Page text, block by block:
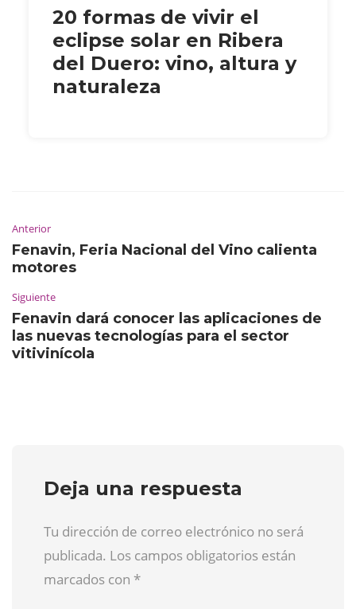
20 formas de vivir el
eclipse solar en Ribera
del Duero: vino, altura y
naturaleza
Anterior
Fenavin, Feria Nacional del Vino calienta
motores
Siguiente
Fenavin dará conocer las aplicaciones de
las nuevas tecnologías para el sector
vitivinícola
Deja una respuesta
Tu dirección de correo electrónico no será
publicada. Los campos obligatorios están
marcados con *